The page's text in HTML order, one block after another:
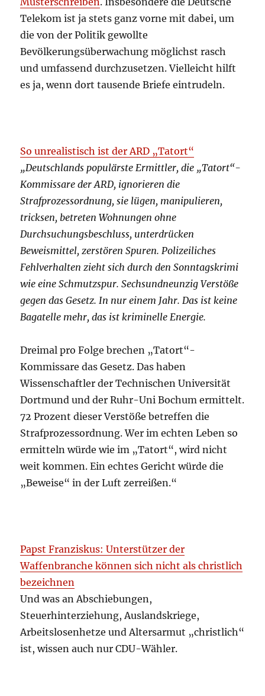
Telekom ist ja stets ganz vorne mit dabei, um
die von der Politik gewollte
Bevölkerungsüberwachung möglichst rasch
und umfassend durchzusetzen. Vielleicht hilft
es ja, wenn dort tausende Briefe eintrudeln.
So unrealistisch ist der ARD „Tatort“
„Deutschlands populärste Ermittler, die „Tatort“-
Kommissare der ARD, ignorieren die
Strafprozessordnung, sie lügen, manipulieren,
tricksen, betreten Wohnungen ohne
Durchsuchungsbeschluss, unterdrücken
Beweismittel, zerstören Spuren. Polizeiliches
Fehlverhalten zieht sich durch den Sonntagskrimi
wie eine Schmutzspur. Sechsundneunzig Verstöße
gegen das Gesetz. In nur einem Jahr. Das ist keine
Bagatelle mehr, das ist kriminelle Energie.
Dreimal pro Folge brechen „Tatort“-
Kommissare das Gesetz. Das haben
Wissenschaftler der Technischen Universität
Dortmund und der Ruhr-Uni Bochum ermittelt.
72 Prozent dieser Verstöße betreffen die
Strafprozessordnung. Wer im echten Leben so
ermitteln würde wie im „Tatort“, wird nicht
weit kommen. Ein echtes Gericht würde die
„Beweise“ in der Luft zerreißen.“
Papst Franziskus: Unterstützer der
Waffenbranche können sich nicht als christlich
bezeichnen
Und was an Abschiebungen,
Steuerhinterziehung, Auslandskriege,
Arbeitslosenhetze und Altersarmut „christlich“
ist, wissen auch nur CDU-Wähler.